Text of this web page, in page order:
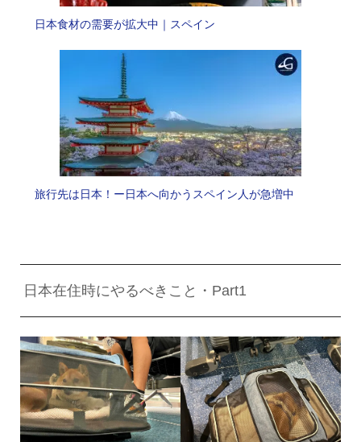
日本食材の需要が拡大中｜スペイン
旅行先は日本！ー日本へ向かうスペイン人が急増中
日本在住時にやるべきこと・Part1